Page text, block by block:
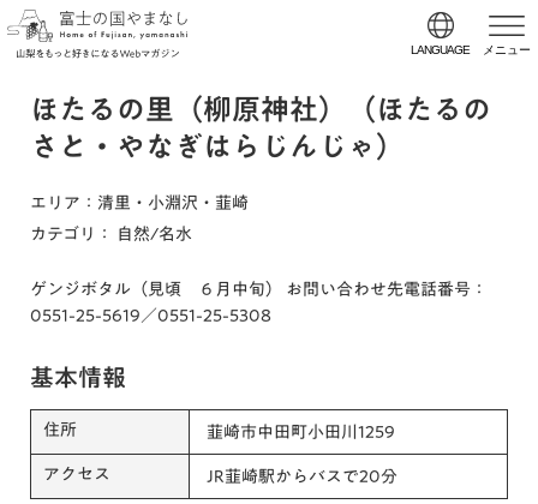
LANGUAGE メニュー
ほたるの里（柳原神社）（ほたるの
さと・やなぎはらじんじゃ）
エリア ：清里・小淵沢・韮崎
カテゴリ
： 自然/名水
ゲンジボタル（見頃 ６月中旬） お問い合わせ先電話番号：
0551-25-5619／0551-25-5308
基本情報
住所 韮崎市中田町小田川1259
アクセス JR韮崎駅からバスで20分